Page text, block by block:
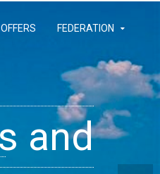
OFFERS FEDERATION
and